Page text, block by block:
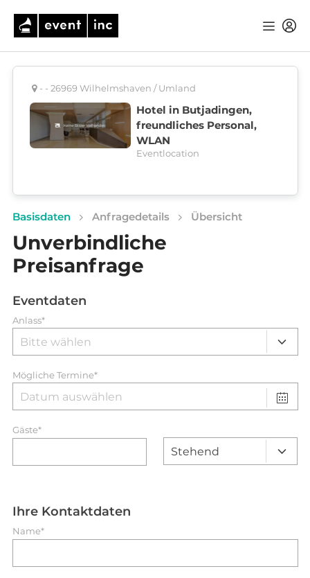
- - 26969 Wilhelmshaven / Umland
Hotel in Butjadingen,
freundliches Personal,
WLAN
Eventlocation
Basisdaten Anfragedetails Übersicht
Unverbindliche
Preisanfrage
Eventdaten
Anlass*
Mögliche Termine*
Gäste*
Ihre Kontaktdaten
Name*